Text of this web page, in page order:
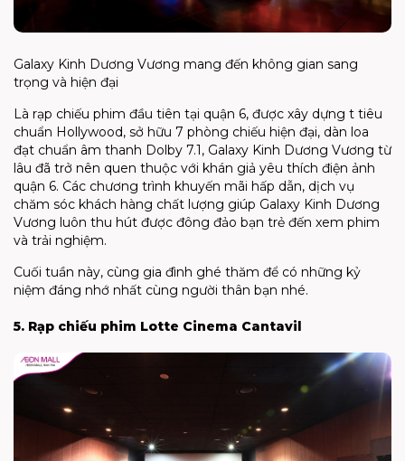
Galaxy Kinh Dương Vương mang đến không gian sang
trọng và hiện đại
Là rạp chiếu phim đầu tiên tại quận 6, được xây dựng t tiêu
chuẩn Hollywood, sở hữu 7 phòng chiếu hiện đại, dàn loa
đạt chuẩn âm thanh Dolby 7.1, Galaxy Kinh Dương Vương từ
lâu đã trở nên quen thuộc với khán giả yêu thích điện ảnh
quận 6. Các chương trình khuyến mãi hấp dẫn, dịch vụ
chăm sóc khách hàng chất lượng giúp Galaxy Kinh Dương
Vương luôn thu hút được đông đảo bạn trẻ đến xem phim
và trải nghiệm.
Cuối tuần này, cùng gia đình ghé thăm để có những kỷ
niệm đáng nhớ nhất cùng người thân bạn nhé.
5. Rạp chiếu phim Lotte Cinema Cantavil